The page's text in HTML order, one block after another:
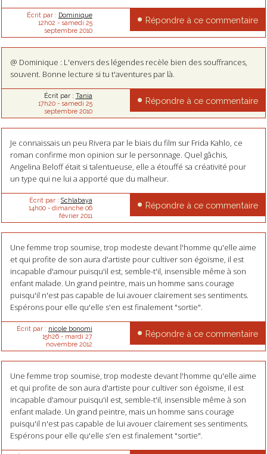
Écrit par : Dominique
12h02 - samedi 25
septembre 2010
Répondre à ce commentaire
@ Dominique : L'envers des légendes recèle bien des souffrances,
souvent. Bonne lecture si tu t'aventures par là.
Écrit par : Tania
17h20- samedi 25
septembre 2010
Répondre à ce commentaire
Je connaissais un peu Rivera par le biais du film sur Frida Kahlo, ce
roman confirme mon opinion sur le personnage. Quel gâchis,
Angelina Beloff était si talentueuse, elle a étouffé sa créativité pour
un type qui ne lui a apporté que du malheur.
Écrit par : Schlabaya
14h00- dimanche 06
février 2011
Répondre à ce commentaire
Une femme trop soumise, trop modeste devant l'homme qu'elle aime
et qui profite de son aura d'artiste pour cultiver son égoïsme, il est
incapable d'amour puisqu'il est, semble-t'il, insensible même à son
enfant malade. Un grand peintre, mais un homme sans courage
puisqu'il n'est pas capable de lui avouer clairement ses sentiments.
Espérons pour elle qu'elle s'en est finalement "sortie".
Écrit par : nicole bonomi
15h26- mardi 27
novembre 2012
Répondre à ce commentaire
Une femme trop soumise, trop modeste devant l'homme qu'elle aime
et qui profite de son aura d'artiste pour cultiver son égoïsme, il est
incapable d'amour puisqu'il est, semble-t'il, insensible même à son
enfant malade. Un grand peintre, mais un homme sans courage
puisqu'il n'est pas capable de lui avouer clairement ses sentiments.
Espérons pour elle qu'elle s'en est finalement "sortie".